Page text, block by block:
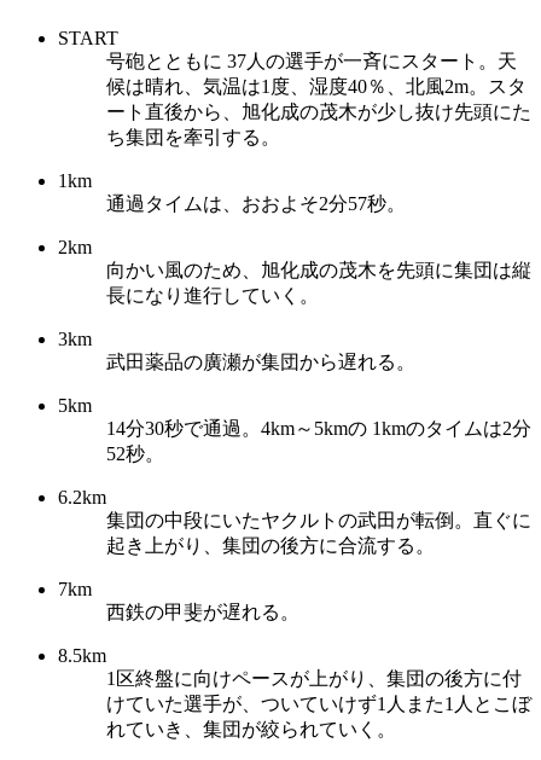
START
号砲とともに 37人の選手が一斉にスタート。天
候は晴れ、気温は1度、湿度40％、北風2m。スタ
ート直後から、旭化成の茂木が少し抜け先頭にた
ち集団を牽引する。
1km
通過タイムは、おおよそ2分57秒。
2km
向かい風のため、旭化成の茂木を先頭に集団は縦
長になり進行していく。
3km
武田薬品の廣瀬が集団から遅れる。
5km
14分30秒で通過。4km～5kmの 1kmのタイムは2分
52秒。
6.2km
集団の中段にいたヤクルトの武田が転倒。直ぐに
起き上がり、集団の後方に合流する。
7km
西鉄の甲斐が遅れる。
8.5km
1区終盤に向けペースが上がり、集団の後方に付
けていた選手が、ついていけず1人また1人とこぼ
れていき、集団が絞られていく。